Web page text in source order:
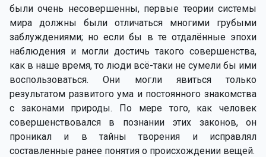
были очень несовершенны, первые теории системы
мира должны были отличаться многими грубыми
заблуждениями; но если бы в те отдалённые эпохи
наблюдения и могли достичь такого совершенства,
как в наше время, то люди всё-таки не сумели бы ими
воспользоваться. Они могли явиться только
результатом развитого ума и постоянного знакомства
с законами природы. По мере того, как человек
совершенствовался в познании этих законов, он
проникал и в тайны творения и исправлял
составленные ранее понятия о происхождении вещей.